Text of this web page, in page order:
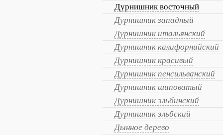
Дурнишник восточный
Дурнишник западный
Дурнишник итальянский
Дурнишник калифорнийский
Дурнишник красивый
Дурнишник пенсильванский
Дурнишник шиповатый
Дурнишник эльбинский
Дурнишник эльбский
Дынное дерево